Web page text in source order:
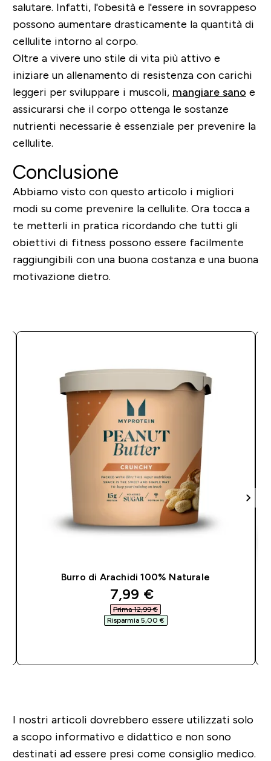
salutare. Infatti, l'obesità e l'essere in sovrappeso
possono aumentare drasticamente la quantità di
cellulite intorno al corpo.
Oltre a vivere uno stile di vita più attivo e
iniziare un allenamento di resistenza con carichi
leggeri per sviluppare i muscoli, mangiare sano e
assicurarsi che il corpo ottenga le sostanze
nutrienti necessarie è essenziale per prevenire la
cellulite.
Conclusione
Abbiamo visto con questo articolo i migliori
modi su come prevenire la cellulite. Ora tocca a
te metterli in pratica ricordando che tutti gli
obiettivi di fitness possono essere facilmente
raggiungibili con una buona costanza e una buona
motivazione dietro.
Burro di Arachidi 100% Naturale
discounted price
7,99 €‎
Prima 12,99 €‎
Risparmia 5,00 €‎
I nostri articoli dovrebbero essere utilizzati solo
a scopo informativo e didattico e non sono
destinati ad essere presi come consiglio medico.